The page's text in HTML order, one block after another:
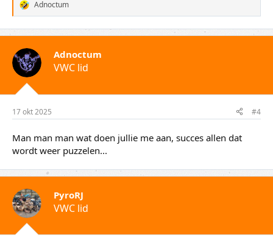
W
a
a
r
d
e
r
i
n
n
Adnoctum
Adnoctum
VWC lid
17 okt 2025 #4
Man man man wat doen jullie me aan, succes allen dat
wordt weer puzzelen...
PyroRJ
VWC lid